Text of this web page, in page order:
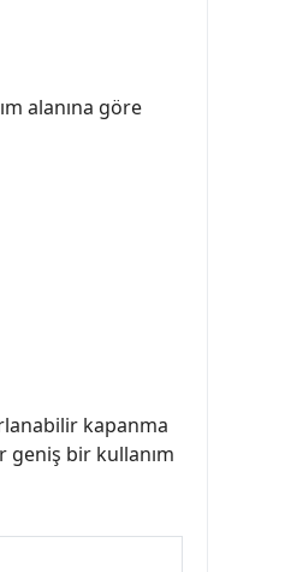
alanına göre
kapanma
geniş bir kullanım